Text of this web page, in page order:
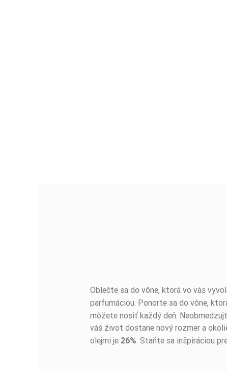
Oblečte sa do vône, ktorá vo vás
parfumáciou. Ponorte sa do vône,
môžete nosiť každý deň.
váš život dostane nový rozmer a
olejmi je 26%. Staňte sa inšpiráciou
BUĎTE PRVÝ, KTO NAPÍŠE RECENZIU!